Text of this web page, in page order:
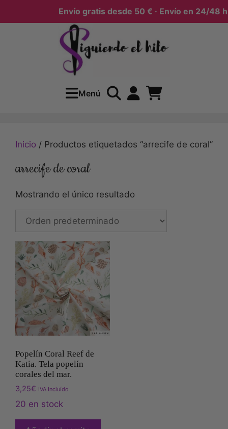
Envío gratis desde 50 € · Envío en 24/48 h
Menú
Inicio / Productos etiquetados “arrecife de coral”
arrecife de coral
Mostrando el único resultado
Popelín Coral Reef de
Katia. Tela popelín
corales del mar.
3,25€ IVA Incluído
20 en stock